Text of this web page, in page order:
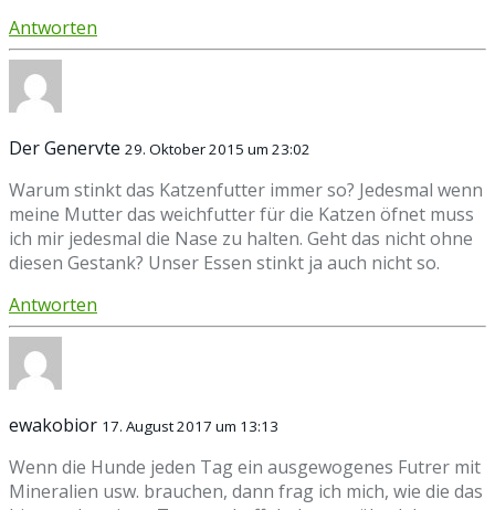
Antworten
Der Genervte 29. Oktober 2015 um 23:02
Warum stinkt das Katzenfutter immer so? Jedesmal wenn
meine Mutter das weichfutter für die Katzen öfnet muss
ich mir jedesmal die Nase zu halten. Geht das nicht ohne
diesen Gestank? Unser Essen stinkt ja auch nicht so.
Antworten
ewakobior 17. August 2017 um 13:13
Wenn die Hunde jeden Tag ein ausgewogenes Futrer mit
Mineralien usw. brauchen, dann frag ich mich, wie die das